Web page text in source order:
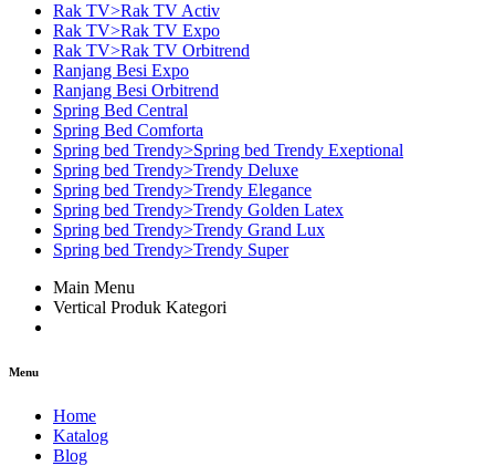
Rak TV>Rak TV Activ
Rak TV>Rak TV Expo
Rak TV>Rak TV Orbitrend
Ranjang Besi Expo
Ranjang Besi Orbitrend
Spring Bed Central
Spring Bed Comforta
Spring bed Trendy>Spring bed Trendy Exeptional
Spring bed Trendy>Trendy Deluxe
Spring bed Trendy>Trendy Elegance
Spring bed Trendy>Trendy Golden Latex
Spring bed Trendy>Trendy Grand Lux
Spring bed Trendy>Trendy Super
Main Menu
Vertical Produk Kategori
Menu
Home
Katalog
Blog